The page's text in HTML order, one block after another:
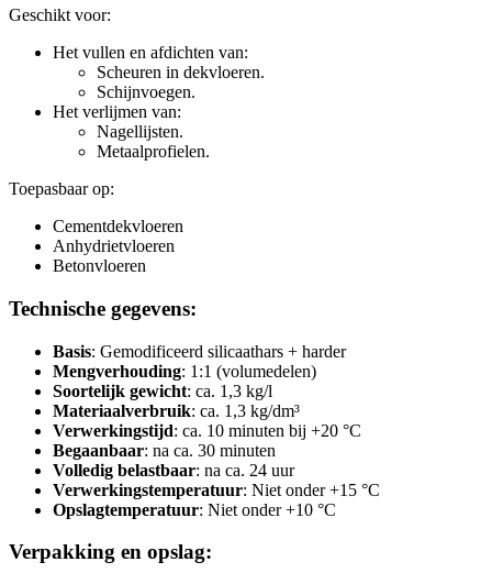
Geschikt voor:
Het vullen en afdichten van:
Scheuren in dekvloeren.
Schijnvoegen.
Het verlijmen van:
Nagellijsten.
Metaalprofielen.
Toepasbaar op:
Cementdekvloeren
Anhydrietvloeren
Betonvloeren
Technische gegevens:
Basis: Gemodificeerd silicaathars + harder
Mengverhouding: 1:1 (volumedelen)
Soortelijk gewicht: ca. 1,3 kg/l
Materiaalverbruik: ca. 1,3 kg/dm³
Verwerkingstijd: ca. 10 minuten bij +20 °C
Begaanbaar: na ca. 30 minuten
Volledig belastbaar: na ca. 24 uur
Verwerkingstemperatuur: Niet onder +15 °C
Opslagtemperatuur: Niet onder +10 °C
Verpakking en opslag: